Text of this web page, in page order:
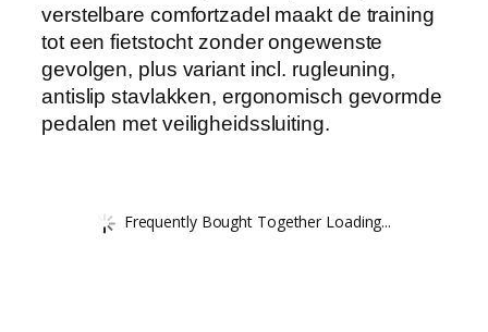
verstelbare comfortzadel maakt de training
tot een fietstocht zonder ongewenste
gevolgen, plus variant incl. rugleuning,
antislip stavlakken, ergonomisch gevormde
pedalen met veiligheidssluiting.
Frequently Bought Together Loading...